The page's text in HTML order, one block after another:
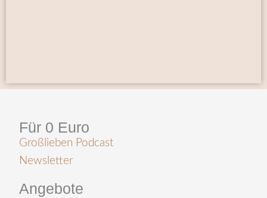
Für 0 Euro
Großlieben Podcast
Newsletter
Angebote